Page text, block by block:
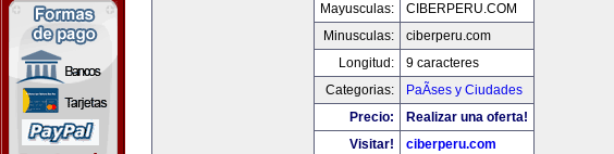
Mayusculas:
CIBERPERU.COM
Minusculas:
ciberperu.com
Longitud:
9 caracteres
Categorias:
PaÃ­ses y Ciudades
Precio:
Realizar una oferta!
Visitar!
ciberperu.com